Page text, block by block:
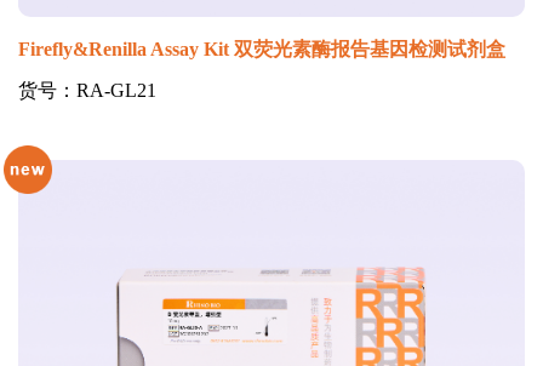
Firefly&Renilla Assay Kit 双荧光素酶报告基因检测试剂盒
货号：RA-GL21